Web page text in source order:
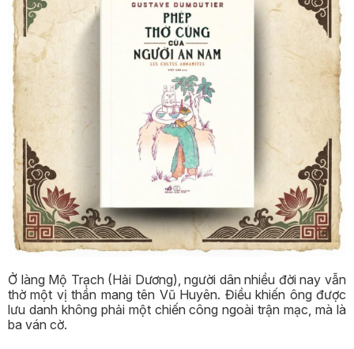
Ở làng Mộ Trạch (Hải Dương), người dân nhiều đời nay vẫn
thờ một vị thần mang tên Vũ Huyên. Điều khiến ông được
lưu danh không phải một chiến công ngoài trận mạc, mà là
ba ván cờ.